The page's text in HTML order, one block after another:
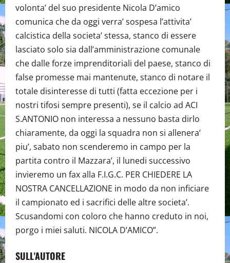
volonta’ del suo presidente Nicola D’amico
comunica che da oggi verra’ sospesa l’attivita’
calcistica della societa’ stessa, stanco di essere
lasciato solo sia dall’amministrazione comunale
che dalle forze imprenditoriali del paese, stanco di
false promesse mai mantenute, stanco di notare il
totale disinteresse di tutti (fatta eccezione per i
nostri tifosi sempre presenti), se il calcio ad ACI
S.ANTONIO non interessa a nessuno basta dirlo
chiaramente, da oggi la squadra non si allenera’
piu’, sabato non scenderemo in campo per la
partita contro il Mazzara’, il lunedi successivo
invieremo un fax alla F.I.G.C. PER CHIEDERE LA
NOSTRA CANCELLAZIONE in modo da non inficiare
il campionato ed i sacrifici delle altre societa’.
Scusandomi con coloro che hanno creduto in noi,
porgo i miei saluti. NICOLA D’AMICO”.
SULL'AUTORE